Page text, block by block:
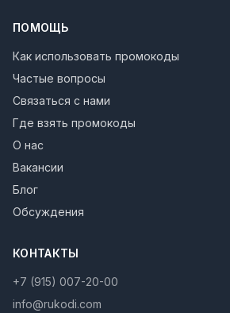
ПОМОЩЬ
Как использовать промокоды
Частые вопросы
Связаться с нами
Где взять промокоды
О нас
Вакансии
Блог
Обсуждения
КОНТАКТЫ
+7 (915) 007-20-00
info@rukodi.com